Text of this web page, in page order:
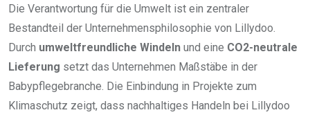
Die Verantwortung für die Umwelt ist ein zentraler
Bestandteil der Unternehmensphilosophie von Lillydoo.
Durch umweltfreundliche Windeln und eine CO2-neutrale
Lieferung setzt das Unternehmen Maßstäbe in der
Babypflegebranche. Die Einbindung in Projekte zum
Klimaschutz zeigt, dass nachhaltiges Handeln bei Lillydoo